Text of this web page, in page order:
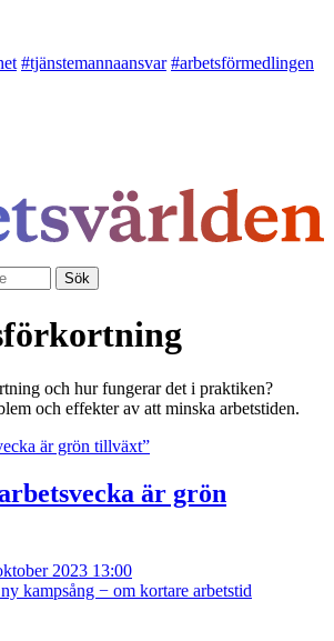
#tjänstemannaansvar #arbetsförmedlingen
Sök
och hur fungerar det i praktiken?
och effekter av att minska arbetstiden.
är grön
2023 13:00